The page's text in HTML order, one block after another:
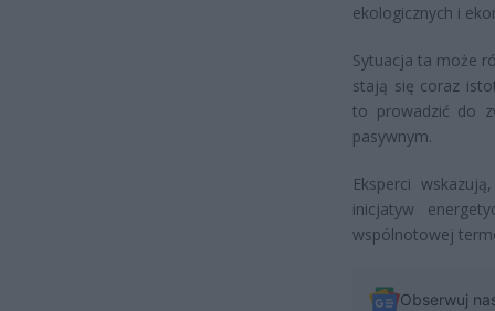
ekologicznych i
Sytuacja ta może
stają się coraz
to prowadzić do
pasywnym.
Eksperci
inicjatyw
wspólnotowej
Obserwuj